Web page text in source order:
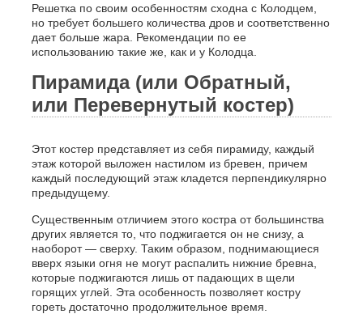
Решетка по своим особенностям сходна с Колодцем,
но требует большего количества дров и соответственно
дает больше жара. Рекомендации по ее
использованию такие же, как и у Колодца.
Пирамида (или Обратный,
или Перевернутый костер)
Этот костер представляет из себя пирамиду, каждый
этаж которой выложен настилом из бревен, причем
каждый последующий этаж кладется перпендикулярно
предыдущему.
Существенным отличием этого костра от большинства
других является то, что поджигается он не снизу, а
наоборот — сверху. Таким образом, поднимающиеся
вверх языки огня не могут распалить нижние бревна,
которые поджигаются лишь от падающих в щели
горящих углей. Эта особенность позволяет костру
гореть достаточно продолжительное время.